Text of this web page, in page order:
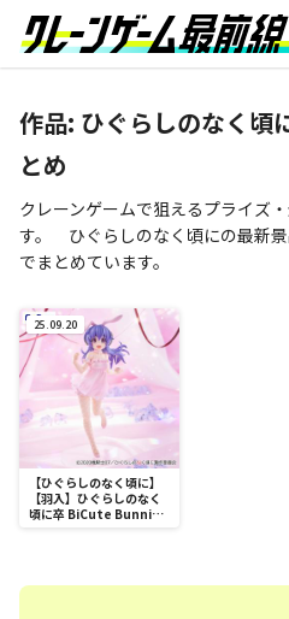
作品: ひぐらしのなく頃
とめ
クレーンゲームで狙えるプライズ
す。 ひぐらしのなく頃にの最新
でまとめています。
25.09.20
【ひぐらしのなく頃に】
【羽入】ひぐらしのなく
頃に卒 BiCute Bunnies